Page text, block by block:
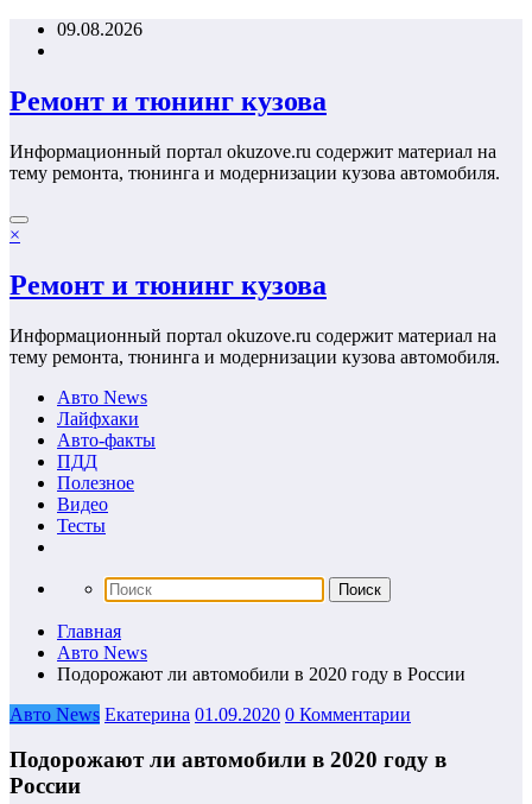
Перейти09.08.2026
Ремонт и тюнинг кузова
Информационный портал okuzove.ru содержит материал на
тему ремонта, тюнинга и модернизации кузова автомобиля.
×
Ремонт и тюнинг кузова
Информационный портал okuzove.ru содержит материал на
тему ремонта, тюнинга и модернизации кузова автомобиля.
Авто News
Лайфхаки
Авто-факты
ПДД
Полезное
Видео
Тесты
Главная
Авто News
Подорожают ли автомобили в 2020 году в России
Авто News Екатерина 01.09.2020 0 Комментарии
Подорожают ли автомобили в 2020 году в
России